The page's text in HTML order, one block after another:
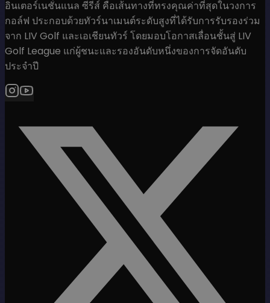
อินเตอร์เนชั่นแนล ซีรีส์ คือเส้นทางที่ทรงคุณค่าที่สุดในวงการ
กอล์ฟ ประกอบด้วยทัวร์นาเมนต์ระดับสูงที่ได้รับการรับรองร่วม
จาก LIV Golf และเอเชียนทัวร์ โดยมอบโอกาสเลื่อนชั้นสู่ LIV
Golf League แก่ผู้ชนะและรองอันดับหนึ่งของการจัดอันดับ
ประจำปี